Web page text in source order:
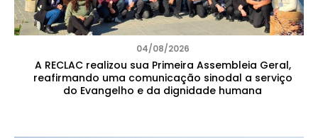
04/08/2026
A RECLAC realizou sua Primeira Assembleia Geral,
reafirmando uma comunicação sinodal a serviço
do Evangelho e da dignidade humana